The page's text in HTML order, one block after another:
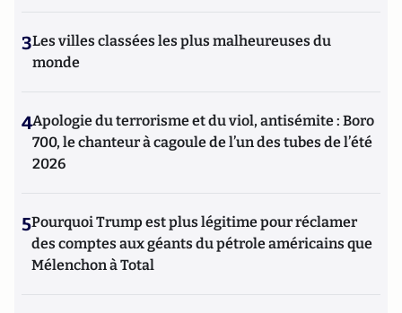
3Les villes classées les plus malheureuses du
monde
4Apologie du terrorisme et du viol, antisémite : Boro
700, le chanteur à cagoule de l’un des tubes de l’été
2026
5Pourquoi Trump est plus légitime pour réclamer
des comptes aux géants du pétrole américains que
Mélenchon à Total